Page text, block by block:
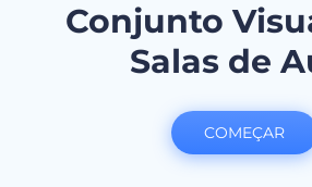
Conjunto
Salas de
COMEÇAR